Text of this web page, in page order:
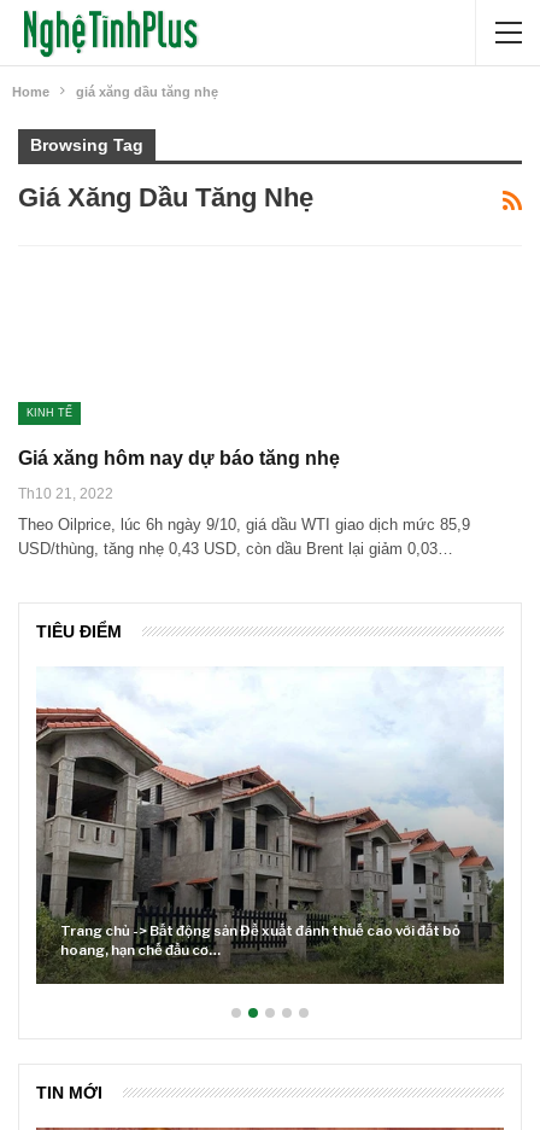
Home giá xăng dầu tăng nhẹ
Browsing Tag
Giá Xăng Dầu Tăng Nhẹ
KINH TẾ
Giá xăng hôm nay dự báo tăng nhẹ
Th10 21, 2022
Theo Oilprice, lúc 6h ngày 9/10, giá dầu WTI giao dịch mức 85,9
USD/thùng, tăng nhẹ 0,43 USD, còn dầu Brent lại giảm 0,03…
TIÊU ĐIỂM
Trang chủ -> Bất động sản Đề xuất đánh thuế cao với đất bỏ
hoang, hạn chế đầu cơ…
TIN MỚI